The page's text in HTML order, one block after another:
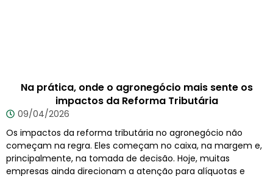
Na prática, onde o agronegócio mais sente os
impactos da Reforma Tributária
09/04/2026
Os impactos da reforma tributária no agronegócio não
começam na regra. Eles começam no caixa, na margem e,
principalmente, na tomada de decisão. Hoje, muitas
empresas ainda direcionam a atenção para alíquotas e